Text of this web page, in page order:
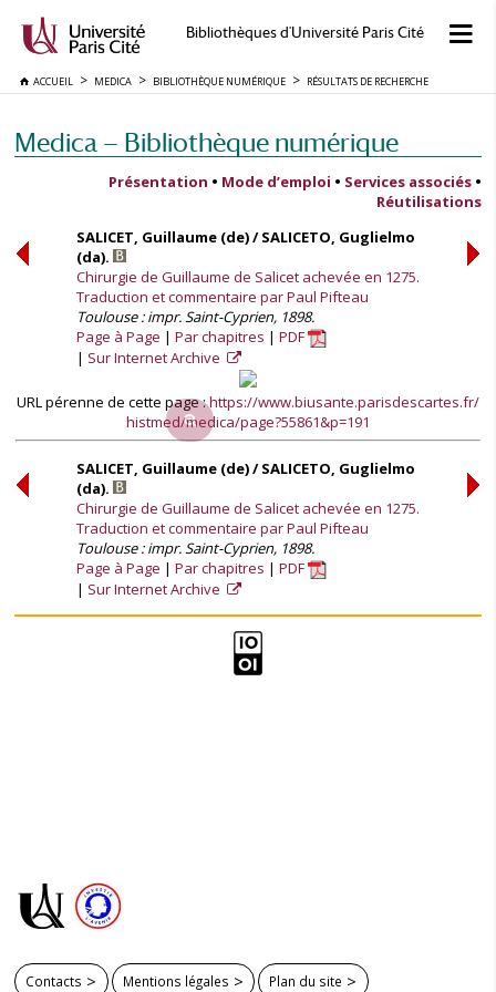
Bibliothèques d'Université Paris Cité
ACCUEIL MEDICA BIBLIOTHÈQUE NUMÉRIQUE RÉSULTATS DE RECHERCHE
Medica — Bibliothèque numérique
Présentation • Mode d’emploi • Services associés •
Réutilisations
SALICET, Guillaume (de) / SALICETO, Guglielmo
(da).
Chirurgie de Guillaume de Salicet achevée en 1275.
Traduction et commentaire par Paul Pifteau
Toulouse : impr. Saint-Cyprien, 1898.
Page à Page
Par chapitres
PDF
Sur Internet Archive
URL pérenne de cette page :https://www.biusante.parisdescartes.fr/
histmed/medica/page?55861&p=191
SALICET, Guillaume (de) / SALICETO, Guglielmo
(da).
Chirurgie de Guillaume de Salicet achevée en 1275.
Traduction et commentaire par Paul Pifteau
Toulouse : impr. Saint-Cyprien, 1898.
Page à Page
Par chapitres
PDF
Sur Internet Archive
Contacts Mentions légales Plan du site